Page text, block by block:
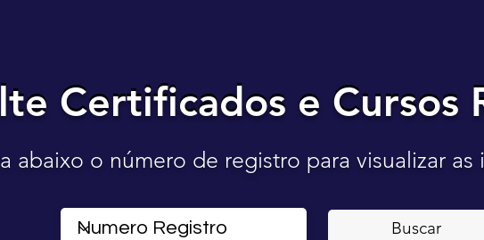
Certificados e Cursos
Certificados e Cursos
abaixo o número de registro para visualizar as
Buscar